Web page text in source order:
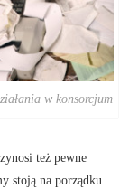
w konsorcjum
też pewne
stoją na porządku